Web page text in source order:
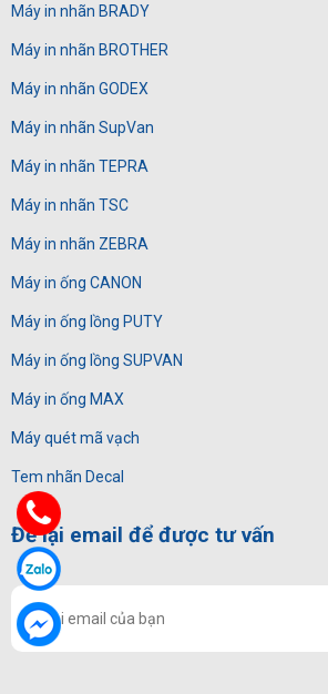
Máy in nhãn BRADY
Máy in nhãn BROTHER
Máy in nhãn GODEX
Máy in nhãn SupVan
Máy in nhãn TEPRA
Máy in nhãn TSC
Máy in nhãn ZEBRA
Máy in ống CANON
Máy in ống lồng PUTY
Máy in ống lồng SUPVAN
Máy in ống MAX
Máy quét mã vạch
Tem nhãn Decal
Để lại email để được tư vấn